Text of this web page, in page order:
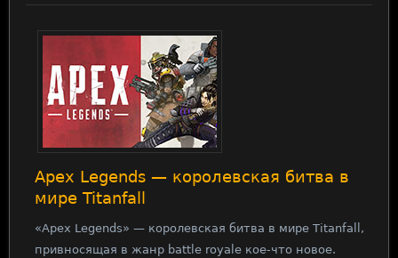
Apex Legends — королевская битва в
мире Titanfall
«Apex Legends» — королевская битва в мире Titanfall,
привносящая в жанр battle royale кое-что новое.